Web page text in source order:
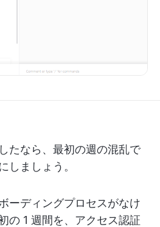
たなら、最初の週の混乱で
しましょう。
ーディングプロセスがなけ
の 1 週間を、アクセス認証